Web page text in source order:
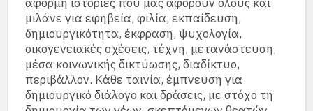
μιλάνε για εφηβεία, φιλία, εκπαίδευση,
δημιουργικότητα, έκφραση, ψυχολογία,
οικογενειακές σχέσεις, τέχνη, μετανάστευση,
μέσα κοινωνικής δικτύωσης, διαδίκτυο,
περιβάλλον. Κάθε ταινία, έμπνευση για
δημιουργικό διάλογο και δράσεις, με στόχο τη